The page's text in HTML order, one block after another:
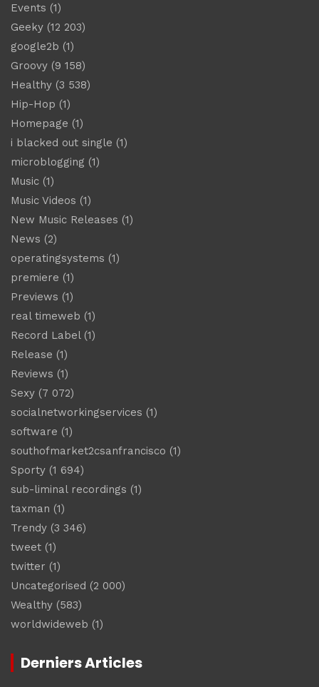
Events (1)
Geeky (12 203)
google2b (1)
Groovy (9 158)
Healthy (3 538)
Hip-Hop (1)
Homepage (1)
i blacked out single (1)
microblogging (1)
Music (1)
Music Videos (1)
New Music Releases (1)
News (2)
operatingsystems (1)
premiere (1)
Previews (1)
real timeweb (1)
Record Label(1)
Release (1)
Reviews (1)
Sexy (7 072)
socialnetworkingservices (1)
software (1)
southofmarket2csanfrancisco (1)
Sporty (1 694)
sub-liminal recordings (1)
taxman (1)
Trendy (3 346)
tweet (1)
twitter (1)
Uncategorised (2 000)
Wealthy (583)
worldwideweb (1)
Derniers Articles